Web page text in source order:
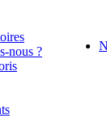
nous ?